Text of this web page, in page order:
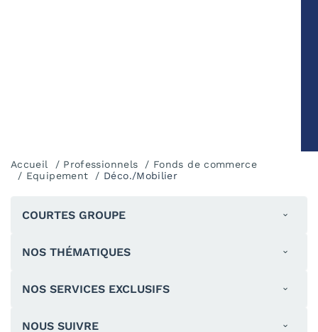
Accueil Professionnels
Fonds de commerce
Equipement
Déco./Mobilier
COURTES GROUPE
NOS THÉMATIQUES
NOS SERVICES EXCLUSIFS
NOUS SUIVRE